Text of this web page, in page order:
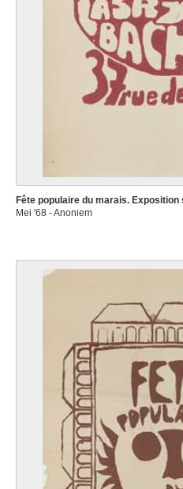
Fête populaire du marais.
Mei '68 - Anoniem